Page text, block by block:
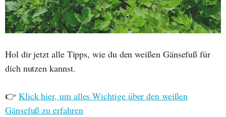
Hol dir jetzt alle Tipps, wie du den weißen Gänsefuß für
dich nutzen kannst.
👉 Klick hier, um alles Wichtige über den weißen
Gänsefuß zu erfahren